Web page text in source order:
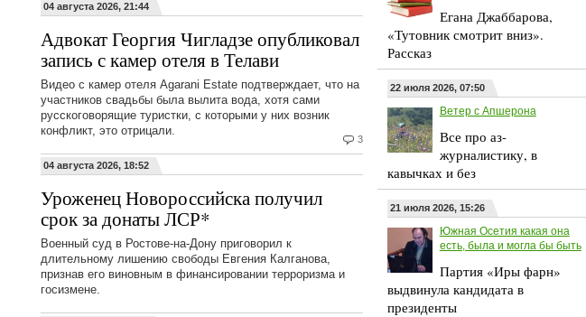
04 августа 2026, 21:44
3
Адвокат Георгия Чигладзе опубликовал
запись с камер отеля в Телави
Видео с камер отеля Agarani Estate подтверждает, что на
участников свадьбы была вылита вода, хотя сами
русскоговорящие туристки, с которыми у них возник
конфликт, это отрицали.
04 августа 2026, 18:52
Уроженец Новороссийска получил
срок за донаты ЛСР*
Военный суд в Ростове-на-Дону приговорил к
длительному лишению свободы Евгения Калганова,
признав его виновным в финансировании терроризма и
госизмене.
Егана Джаббарова,
«Тутовник смотрит вниз».
Рассказ
22 июля 2026, 07:50
Ветер с Апшерона
Все про аз-
журналистику, в
кавычках и без
21 июля 2026, 15:26
Южная Осетия какая она
есть, была и могла бы быть
Партия «Иры фарн»
выдвинула кандидата в
президенты